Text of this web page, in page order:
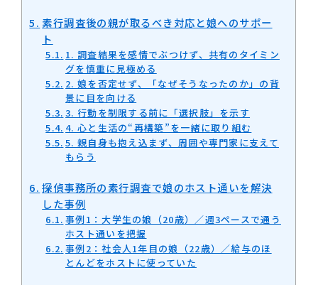
素行調査後の親が取るべき対応と娘へのサポー
ト
1. 調査結果を感情でぶつけず、共有のタイミン
グを慎重に見極める
2. 娘を否定せず、「なぜそうなったのか」の背
景に目を向ける
3. 行動を制限する前に「選択肢」を示す
4. 心と生活の“再構築”を一緒に取り組む
5. 親自身も抱え込まず、周囲や専門家に支えて
もらう
探偵事務所の素行調査で娘のホスト通いを解決
した事例
事例1：大学生の娘（20歳）／週3ペースで通う
ホスト通いを把握
事例2：社会人1年目の娘（22歳）／給与のほ
とんどをホストに使っていた